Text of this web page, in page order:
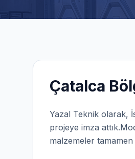
Çatalca
Yazal Teknik olarak,
projeye imza attık.
malzemeler tamamen